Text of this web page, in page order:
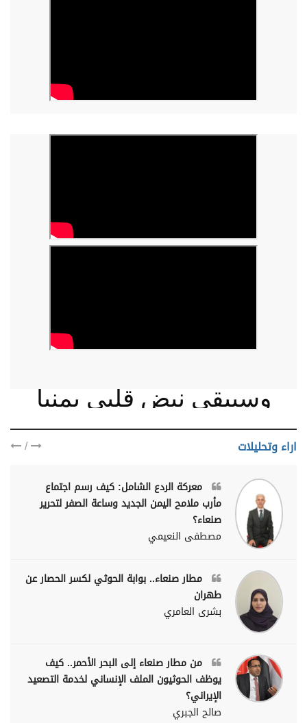
وسيبقى نبض قلبي يمنيا
اراء وتحليلات /
معركة الردع الشامل: كيف رسم اجتماع
مأرب ملامح اليمن الجديد وساعة الصفر لتحرير
صنعاء؟
مصطفى النعيمي
مطار صنعاء.. بوابة الحوثي لكسر الحصار عن
طهران
بشرى العامري
من مطار صنعاء إلى البحر الأحمر.. كيف
يوظف الحوثيون الملف الإنساني لخدمة التصعيد
الإيراني؟
صالح الجبري